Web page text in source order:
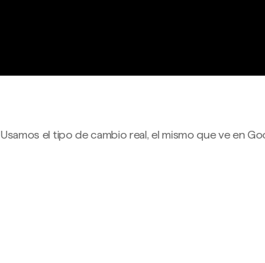
Usamos el tipo de cambio real, el mismo que ve en